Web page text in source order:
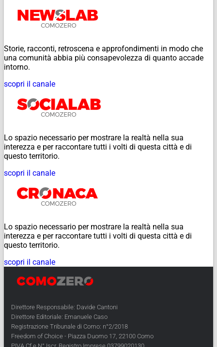
Storie, racconti, retroscena e approfondimenti in modo che
una comunità abbia più consapevolezza di quanto accade
intorno.
scopri il canale
Lo spazio necessario per mostrare la realtà nella sua
interezza e per raccontare tutti i volti di questa città e di
questo territorio.
scopri il canale
Lo spazio necessario per mostrare la realtà nella sua
interezza e per raccontare tutti i volti di questa città e di
questo territorio.
scopri il canale
Direttore Responsabile: Davide Cantoni
Direttore Editoriale: Emanuele Caso
Registrazione Tribunale di Como: n°2/2018
Freedom of Choice - Piazza Duomo 17, 22100 Como